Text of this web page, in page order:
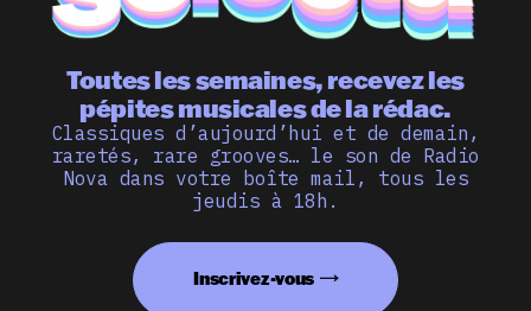
Toutes les semaines, recevez les
pépites musicales de la rédac.
Classiques d’aujourd’hui et de demain,
raretés, rare grooves… le son de Radio
Nova dans votre boîte mail, tous les
jeudis à 18h.
Inscrivez-vous